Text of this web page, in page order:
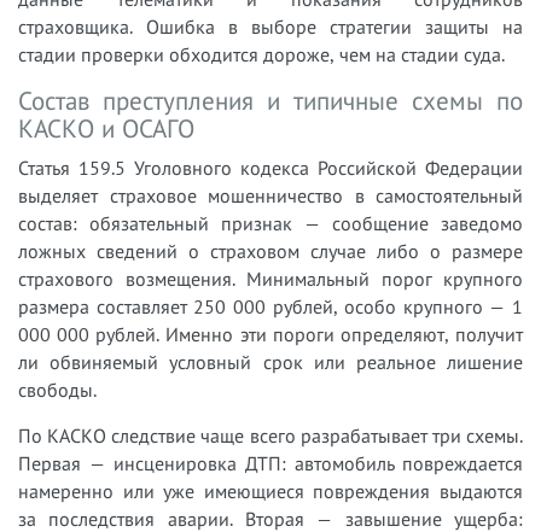
страховщика. Ошибка в выборе стратегии защиты на
стадии проверки обходится дороже, чем на стадии суда.
Состав преступления и типичные схемы по
КАСКО и ОСАГО
Статья 159.5 Уголовного кодекса Российской Федерации
выделяет страховое мошенничество в самостоятельный
состав: обязательный признак — сообщение заведомо
ложных сведений о страховом случае либо о размере
страхового возмещения. Минимальный порог крупного
размера составляет 250 000 рублей, особо крупного — 1
000 000 рублей. Именно эти пороги определяют, получит
ли обвиняемый условный срок или реальное лишение
свободы.
По КАСКО следствие чаще всего разрабатывает три схемы.
Первая — инсценировка ДТП: автомобиль повреждается
намеренно или уже имеющиеся повреждения выдаются
за последствия аварии. Вторая — завышение ущерба: